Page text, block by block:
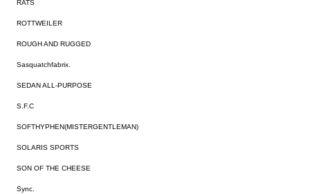
RATS
ROTTWEILER
ROUGH AND RUGGED
Sasquatchfabrix.
SEDAN ALL-PURPOSE
S.F.C
SOFTHYPHEN(MISTERGENTLEMAN)
SOLARIS SPORTS
SON OF THE CHEESE
Sync.